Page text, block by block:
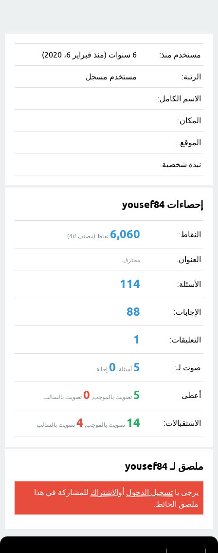
مستخدم منذ: 6 سنوات (منذ فبراير 6، 2020)
الرتبة: مستخدم مسجل
الاسم الكامل:
المكان:
الموقع:
نبذة شخصية:
إحصاءات yousef84
النقاط: 6,060 نقاط (مصنف #4
)
العنوان: محترف
الأسئلة: 114
الإجابات: 88
التعليقات: 1
صوت لـ: 5 أسئلة, 0 إجابة
أعطى 5 تصويت بالموجب, 0 تصويت بالسالب
الاستقبالات: 14 تصويت بالموجب, 4 تصويت بالسالب
ملصق لـ yousef84
يرجى يا تسجيل الدخول أوالاشتراك للمشاركة في هذا
ملصق الحائط.